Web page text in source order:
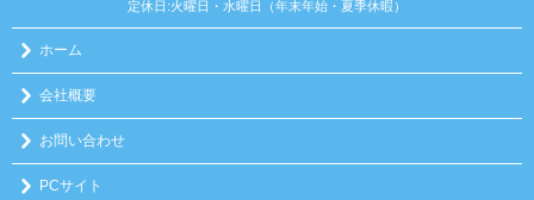
定休日:火曜日・水曜日（年末年始・夏季休暇）
ホーム
会社概要
お問い合わせ
PCサイト